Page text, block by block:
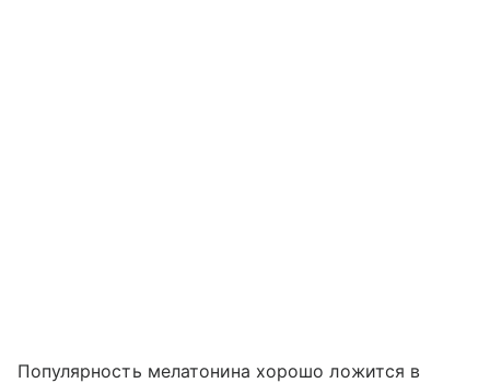
Популярность мелатонина хорошо ложится в